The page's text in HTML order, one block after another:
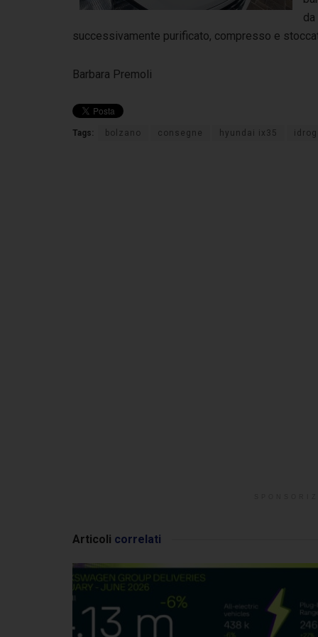
successivamente purificato, compresso e
Barbara Premoli
Tags: bolzano consegne hyundai ix35
Articoli correlati